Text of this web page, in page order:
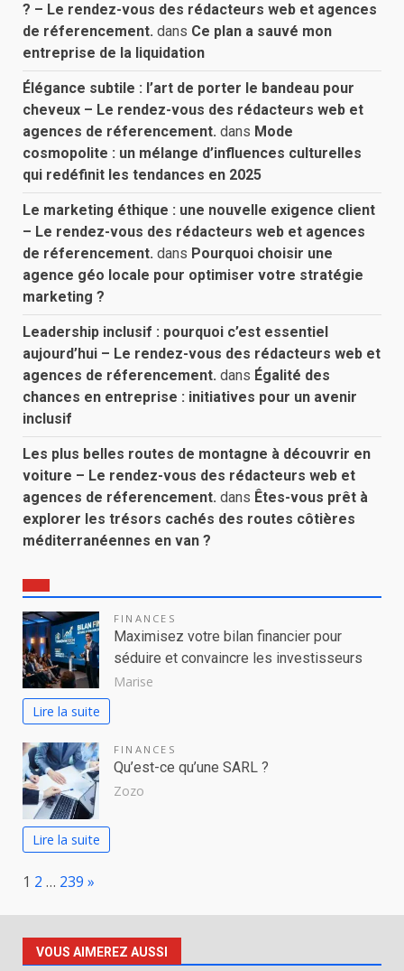
? – Le rendez-vous des rédacteurs web et agences
de réferencement. dans Ce plan a sauvé mon
entreprise de la liquidation
Élégance subtile : l’art de porter le bandeau pour
cheveux – Le rendez-vous des rédacteurs web et
agences de réferencement. dans Mode
cosmopolite : un mélange d’influences culturelles
qui redéfinit les tendances en 2025
Le marketing éthique : une nouvelle exigence client
– Le rendez-vous des rédacteurs web et agences
de réferencement. dans Pourquoi choisir une
agence géo locale pour optimiser votre stratégie
marketing ?
Leadership inclusif : pourquoi c’est essentiel
aujourd’hui – Le rendez-vous des rédacteurs web et
agences de réferencement. dans Égalité des
chances en entreprise : initiatives pour un avenir
inclusif
Les plus belles routes de montagne à découvrir en
voiture – Le rendez-vous des rédacteurs web et
agences de réferencement. dans Êtes-vous prêt à
explorer les trésors cachés des routes côtières
méditerranéennes en van ?
FINANCES
Maximisez votre bilan financier pour
séduire et convaincre les investisseurs
Marise
Lire la suite
FINANCES
Qu’est-ce qu’une SARL ?
Zozo
Lire la suite
Page:
1 2 … 239 Next
»
VOUS AIMEREZ AUSSI